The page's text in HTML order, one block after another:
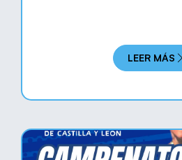
LEER MÁS